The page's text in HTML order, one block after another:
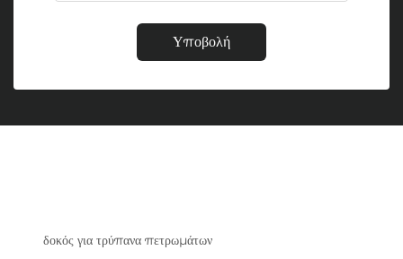
Υποβολή
δοκός για τρύπανα πετρωμάτων